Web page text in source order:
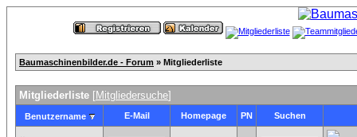
Baumaschinenbilder.de - Forum » Mitgliederliste
Mitgliederliste [Mitgliedersuche]
Benutzername E-Mail Homepage PN Suchen